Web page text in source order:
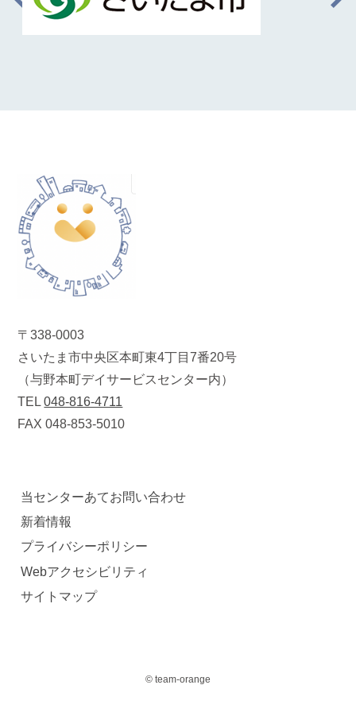
〒338-0003
さいたま市中央区本町東4丁目7番20号
（与野本町デイサービスセンター内）
TEL048-816-4711
FAX 048-853-5010
当センターあてお問い合わせ
新着情報
プライバシーポリシー
Webアクセシビリティ
サイトマップ
© team-orange